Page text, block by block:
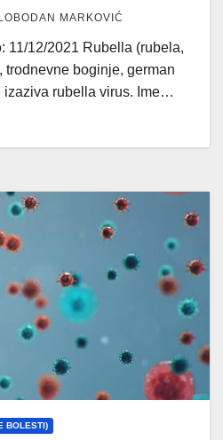
MARKOVIĆ
11/12/2021 Rubella (rubela,
trodnevne boginje, german
izaziva rubella virus. Ime…
BOLESTI)